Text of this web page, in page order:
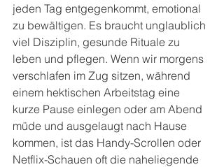
jeden Tag entgegenkommt, emotional
zu bewältigen. Es braucht unglaublich
viel Disziplin, gesunde Rituale zu
leben und pflegen. Wenn wir morgens
verschlafen im Zug sitzen, während
einem hektischen Arbeitstag eine
kurze Pause einlegen oder am Abend
müde und ausgelaugt nach Hause
kommen, ist das Handy-Scrollen oder
Netflix-Schauen oft die naheliegende